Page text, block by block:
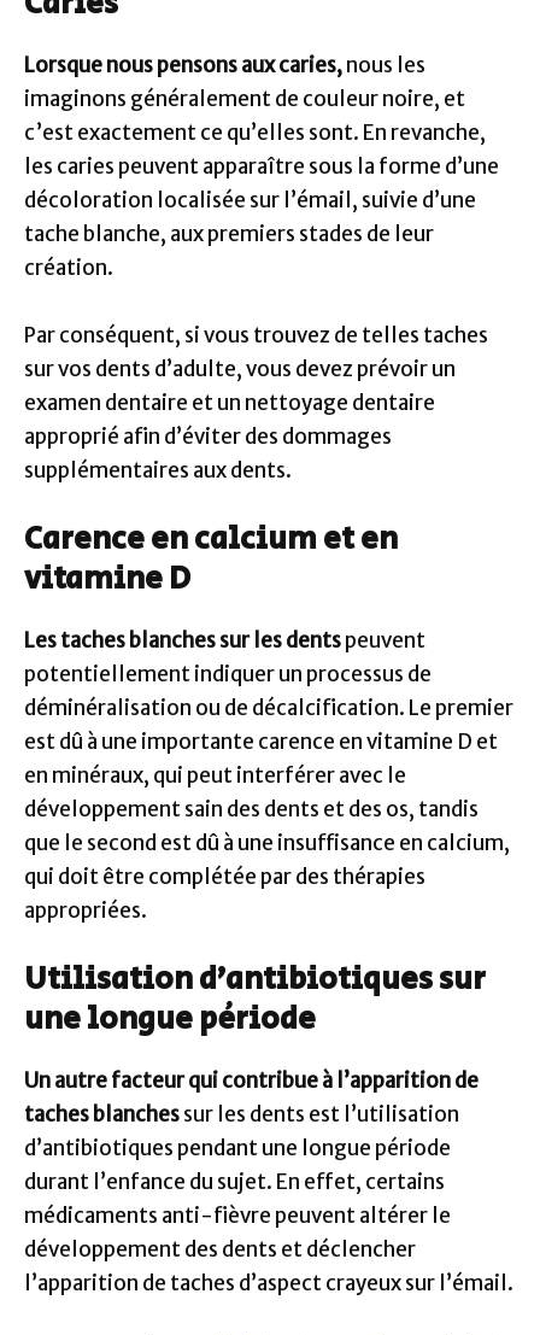
Lorsque nous pensons aux caries,nous les
imaginons généralement de couleur noire, et
c’est exactement ce qu’elles sont. En revanche,
les caries peuvent apparaître sous la forme d’une
décoloration localisée sur l’émail, suivie d’une
tache blanche, aux premiers stades de leur
création.
Par conséquent, si vous trouvez de telles taches
sur vos dents d’adulte, vous devez prévoir un
examen dentaire et un nettoyage dentaire
approprié afin d’éviter des dommages
supplémentaires aux dents.
Carence en calcium et en
vitamine D
Les taches blanches sur les dentspeuvent
potentiellement indiquer un processus de
déminéralisation ou de décalcification. Le premier
est dû à une importante carence en vitamine D et
en minéraux, qui peut interférer avec le
développement sain des dents et des os, tandis
que le second est dû à une insuffisance en calcium,
qui doit être complétée par des thérapies
appropriées.
Utilisation d’antibiotiques sur
une longue période
Un autre facteur qui contribue à l’apparition de
taches blanchessur les dents est l’utilisation
d’antibiotiques pendant une longue période
durant l’enfance du sujet. En effet, certains
médicaments anti-fièvre peuvent altérer le
développement des dents et déclencher
l’apparition de taches d’aspect crayeux sur l’émail.